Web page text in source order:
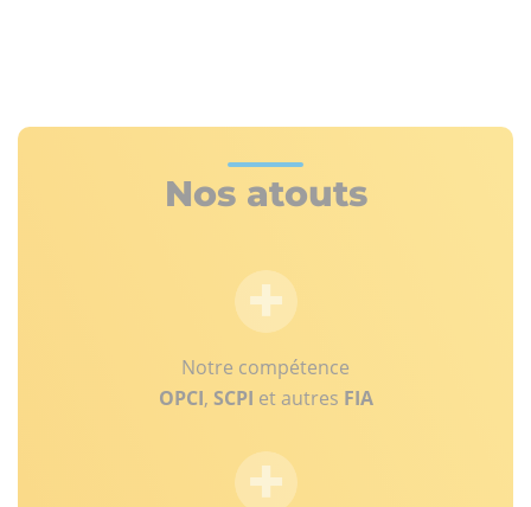
Nos atouts
Notre compétence
OPCI, SCPI et autres FIA